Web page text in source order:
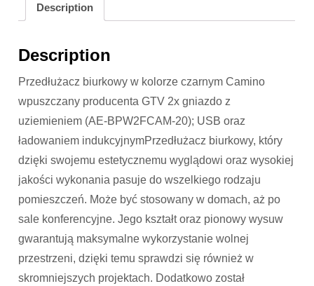
Description
Description
Przedłużacz biurkowy w kolorze czarnym Camino
wpuszczany producenta GTV 2x gniazdo z
uziemieniem (AE-BPW2FCAM-20); USB oraz
ładowaniem indukcyjnymPrzedłużacz biurkowy, który
dzięki swojemu estetycznemu wyglądowi oraz wysokiej
jakości wykonania pasuje do wszelkiego rodzaju
pomieszczeń. Może być stosowany w domach, aż po
sale konferencyjne. Jego kształt oraz pionowy wysuw
gwarantują maksymalne wykorzystanie wolnej
przestrzeni, dzięki temu sprawdzi się również w
skromniejszych projektach. Dodatkowo został